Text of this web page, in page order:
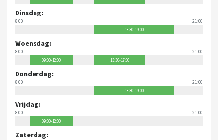
Dinsdag:
8:00 21:00
13:30-19:00
Woensdag:
8:00 21:00
09:00-12:00 13:30-17:00
Donderdag:
8:00 21:00
13:30-19:00
Vrijdag:
8:00 21:00
09:00-12:00
Zaterdag: